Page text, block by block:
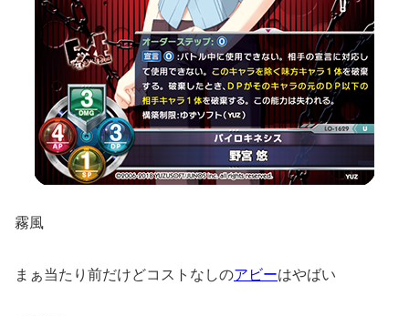
霧風
まぁ当たり前だけどコストなしのアビーはやばい